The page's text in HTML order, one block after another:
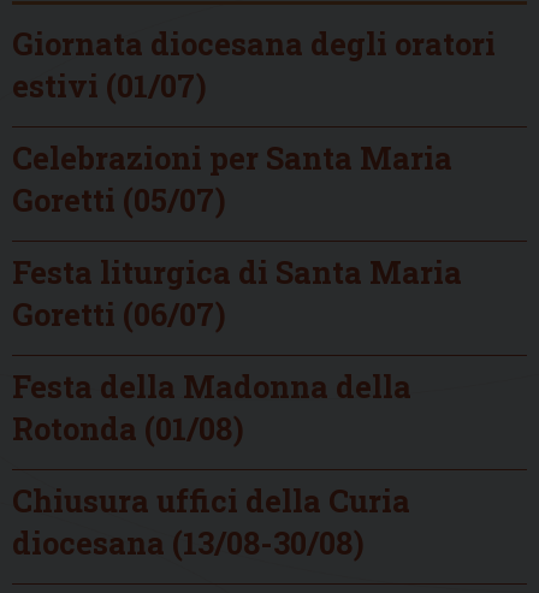
Giornata diocesana degli oratori
estivi (01/07)
Celebrazioni per Santa Maria
Goretti (05/07)
Festa liturgica di Santa Maria
Goretti (06/07)
Festa della Madonna della
Rotonda (01/08)
Chiusura uffici della Curia
diocesana (13/08-30/08)